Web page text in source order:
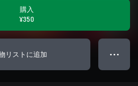
購入
¥350
リストに追加 ● ● ●